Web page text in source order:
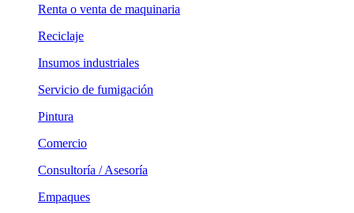
Renta o venta de maquinaria
Reciclaje
Insumos industriales
Servicio de fumigación
Pintura
Comercio
Consultoría / Asesoría
Empaques